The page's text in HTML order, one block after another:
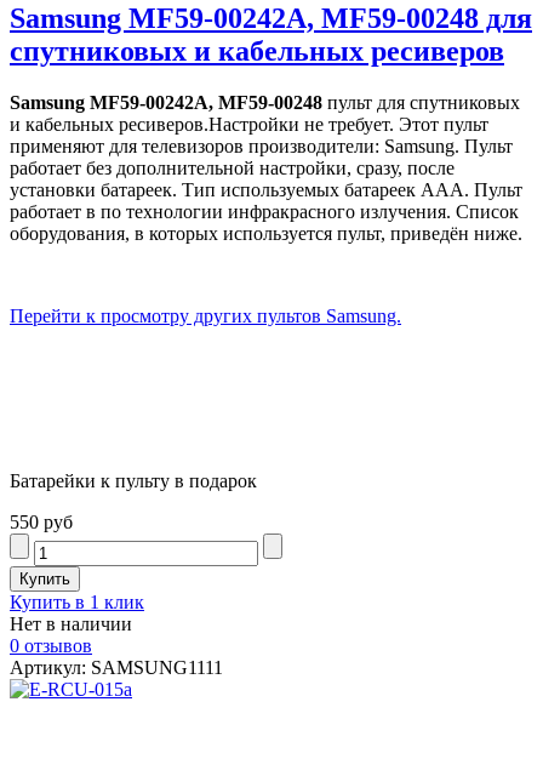
Samsung MF59-00242A, MF59-00248 для
спутниковых и кабельных ресиверов
Samsung MF59-00242A, MF59-00248 пульт для спутниковых
и кабельных ресиверов.Настройки не требует. Этот пульт
применяют для телевизоров производители: Samsung. Пульт
работает без дополнительной настройки, сразу, после
установки батареек. Тип используемых батареек AAA. Пульт
работает в по технологии инфракрасного излучения. Список
оборудования, в которых используется пульт, приведён ниже.
Перейти к просмотру других пультов Samsung.
Батарейки к пульту в подарок
550 руб
Купить в 1 клик
Нет в наличии
0 отзывов
Артикул: SAMSUNG1111